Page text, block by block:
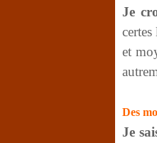
Je
et
Des
Je